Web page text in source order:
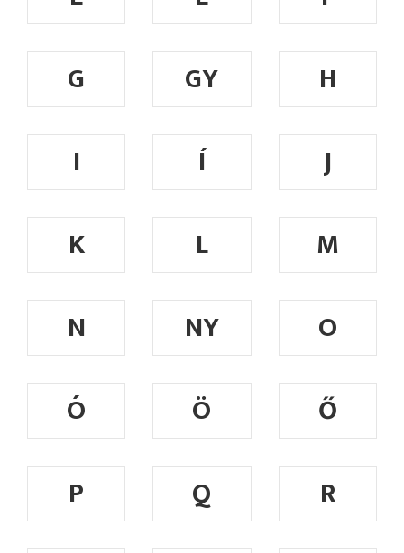
G
GY
H
I
Í
J
K
L
M
N
NY
O
Ó
Ö
Ő
P
Q
R